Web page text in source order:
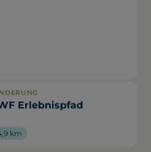
Erlebnispfad
km